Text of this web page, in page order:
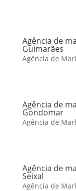
Agência de
Guimarães
Agência de
Agência de
Gondomar
Agência de
Agência de
Seixal
Agência de